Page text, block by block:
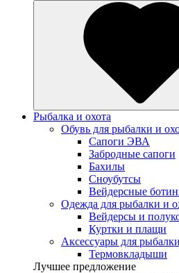
Рыбалка и охота
Обувь для рыбалки и
Сапоги ЭВА
Забродные сапоги
Бахилы
Сноубутсы
Вейдерсные
Одежда для рыбалки и
Вейдерсы и
Куртки и плащи
Аксессуары для
Термовкладыши
Лучшее предложение